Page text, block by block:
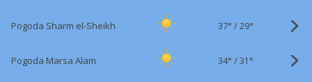
Pogoda Sharm el-Sheikh 37° /29°
Pogoda Marsa Alam 34° /31°